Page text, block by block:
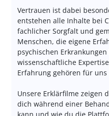
Vertrauen ist dabei
entstehen alle Inhalte bei
fachlicher Sorgfalt und
Menschen, die eigene
psychischen
wissenschaftliche
Erfahrung gehören für uns
Unsere Erklärfilme zeigen
dich während einer